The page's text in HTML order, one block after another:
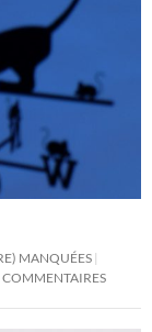
MANQUÉES
COMMENTAIRES